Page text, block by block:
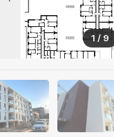
1 / 9